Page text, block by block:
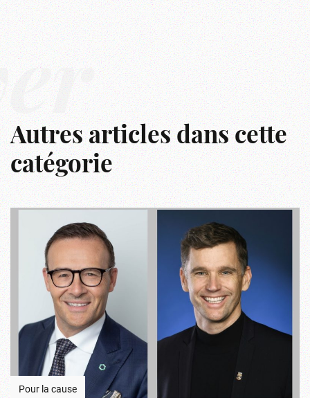
Autres articles dans cette
catégorie
Pour la cause